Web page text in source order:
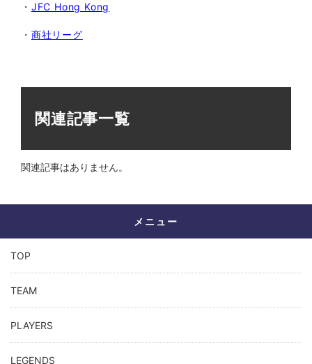
・ JFC Hong Kong
・ 商社リーグ
関連記事一覧
関連記事はありません。
メニュー
TOP
TEAM
PLAYERS
LEGENDS